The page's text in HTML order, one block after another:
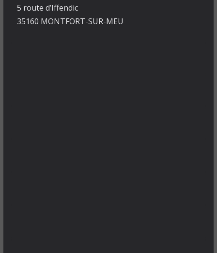
5 route d’Iffendic
35160 MONTFORT-SUR-MEU